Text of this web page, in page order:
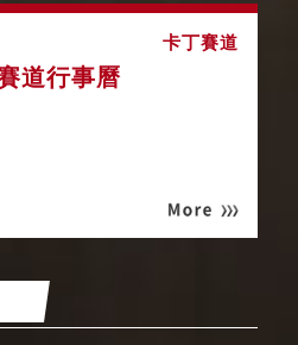
卡丁賽道
道行事曆